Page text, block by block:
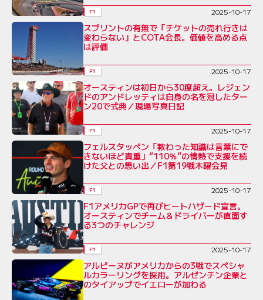
F1 2025-10-17
スプリントの有無で「チケットの売れ行きは
変わらない」とCOTA会長。価値を高める点
は評価
F1 2025-10-17
オースティンは初日から30度超え。レジェン
ドのアンドレッティは自身の名を冠したター
ン20で式典／現場写真日記
F1 2025-10-17
フェルスタッペン「教わった知識は言葉にで
きないほど貴重」“110％”の情熱で支援を続
けた父との思い出／F1第19戦木曜会見
F1 2025-10-17
F1アメリカGPで再びヒートハザード宣言。
オースティンでチーム＆ドライバーが直面す
る3つのチャレンジ
F1 2025-10-17
アルピーヌがアメリカからの3戦でスペシャ
ルカラーリングを採用。アルゼンチン企業と
のタイアップでイエローが加わる